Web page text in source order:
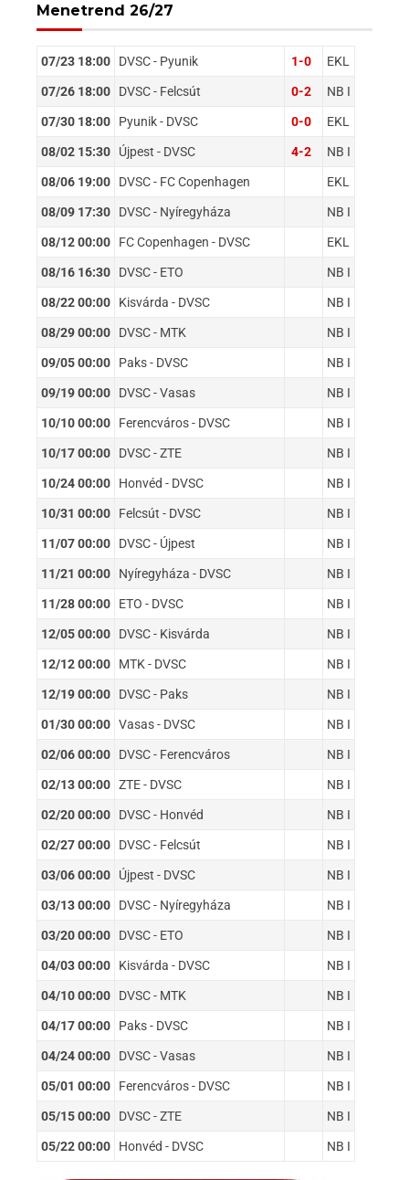
Menetrend 26/27
07/23 18:00 DVSC - Pyunik 1-0 EKL
07/26 18:00 DVSC - Felcsút 0-2 NB I
07/30 18:00 Pyunik - DVSC 0-0 EKL
08/02 15:30 Újpest - DVSC 4-2 NB I
08/06 19:00 DVSC - FC Copenhagen EKL
08/09 17:30 DVSC - Nyíregyháza NB I
08/12 00:00 FC Copenhagen - DVSC EKL
08/16 16:30 DVSC - ETO NB I
08/22 00:00 Kisvárda - DVSC NB I
08/29 00:00 DVSC - MTK NB I
09/05 00:00 Paks - DVSC NB I
09/19 00:00 DVSC - Vasas NB I
10/10 00:00 Ferencváros - DVSC NB I
10/17 00:00 DVSC - ZTE NB I
10/24 00:00 Honvéd - DVSC NB I
10/31 00:00 Felcsút - DVSC NB I
11/07 00:00 DVSC - Újpest NB I
11/21 00:00 Nyíregyháza - DVSC NB I
11/28 00:00 ETO - DVSC NB I
12/05 00:00 DVSC - Kisvárda NB I
12/12 00:00 MTK - DVSC NB I
12/19 00:00 DVSC - Paks NB I
01/30 00:00 Vasas - DVSC NB I
02/06 00:00 DVSC - Ferencváros NB I
02/13 00:00 ZTE - DVSC NB I
02/20 00:00 DVSC - Honvéd NB I
02/27 00:00 DVSC - Felcsút NB I
03/06 00:00 Újpest - DVSC NB I
03/13 00:00 DVSC - Nyíregyháza NB I
03/20 00:00 DVSC - ETO NB I
04/03 00:00 Kisvárda - DVSC NB I
04/10 00:00 DVSC - MTK NB I
04/17 00:00 Paks - DVSC NB I
04/24 00:00 DVSC - Vasas NB I
05/01 00:00 Ferencváros - DVSC NB I
05/15 00:00 DVSC - ZTE NB I
05/22 00:00 Honvéd - DVSC NB I